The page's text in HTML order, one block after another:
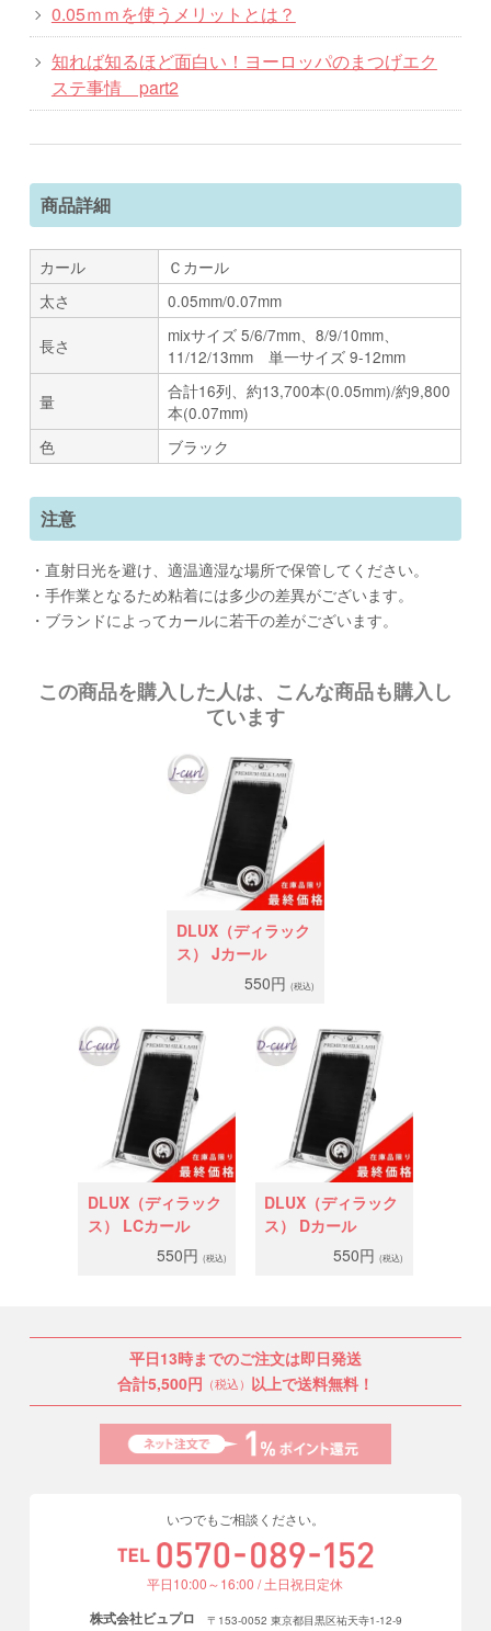
0.05ｍｍを使うメリットとは？
知れば知るほど面白い！ヨーロッパのまつげエク
ステ事情 part2
商品詳細
カール
Ｃカール
太さ
0.05mm/0.07mm
長さ
mixサイズ 5/6/7mm、8/9/10mm、
11/12/13mm 単一サイズ 9-12mm
量
合計16列、約13,700本(0.05mm)/約9,800
本(0.07mm)
色
ブラック
注意
・直射日光を避け、適温適湿な場所で保管してください。
・手作業となるため粘着には多少の差異がございます。
・ブランドによってカールに若干の差がございます。
この商品を購入した人は、こんな商品も購入し
ています
DLUX（ディラック
ス） Jカール
550円(税込)
DLUX（ディラック
ス） LCカール
550円 (税込)
DLUX（ディラック
ス） Dカール
550円(税込)
平日13時までのご注文は即日発送
合計5,500円 （税込） 以上で送料無料！
いつでもご相談ください。
平日10:00～16:00 / 土日祝日定休
株式会社ビュプロ
〒153-0052 東京都目黒区祐天寺1-12-9